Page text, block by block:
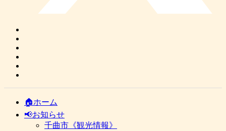
🏠ホーム
📢お知らせ
千曲市《観光情報》